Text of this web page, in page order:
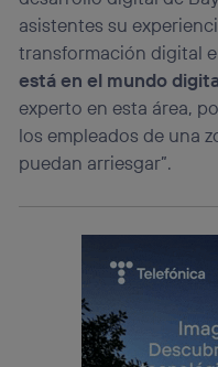
asistentes su
transformación digital
está en el mundo
experto en esta área,
los empleados de una
puedan arriesgar”.
Si utilizas una
el marketing o análisis
actividades de
que hayan dado su
Si utilizasdatos
personalizado, ya
navegación del
Puedes gestionar los
(“consenthub”). Para
política de